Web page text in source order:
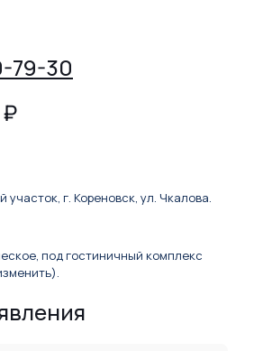
79-30
₽
г. Кореновск, ул. Чкалова.
под гостиничный комплекс